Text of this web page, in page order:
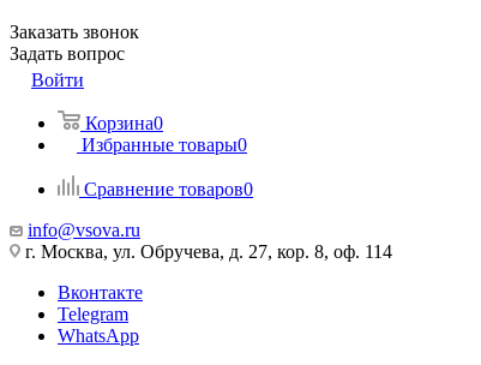
Заказать звонок
Задать вопрос
Войти
Корзина0
Избранные товары0
Сравнение товаров0
info@vsova.ru
г. Москва, ул. Обручева, д. 27, кор. 8, оф. 114
Вконтакте
Telegram
WhatsApp